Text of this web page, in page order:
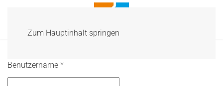
Zum Hauptinhalt springen
Benutzername *